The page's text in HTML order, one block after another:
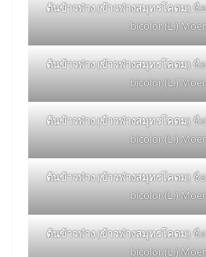
ต้นข้าวฟ่าง (ข้าวฟ่างสมุทรโคดม)ชื่อ
bicolor (L.)
ต้นข้าวฟ่าง (ข้าวฟ่างสมุทรโคดม)ชื่อ
bicolor (L.)
ต้นข้าวฟ่าง (ข้าวฟ่างสมุทรโคดม)ชื่อ
bicolor (L.)
ต้นข้าวฟ่าง (ข้าวฟ่างสมุทรโคดม)ชื่อ
bicolor (L.)
ต้นข้าวฟ่าง (ข้าวฟ่างสมุทรโคดม)ชื่อ
bicolor (L.)